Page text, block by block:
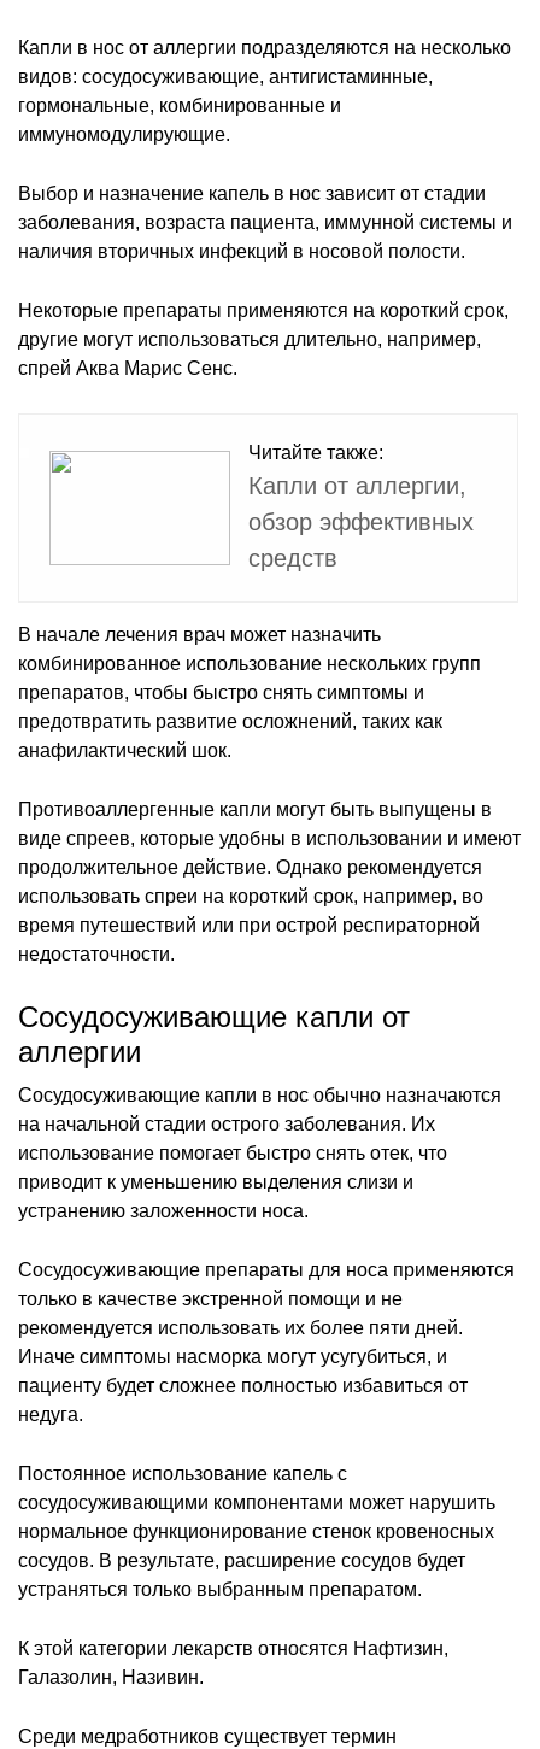
Капли в нос от аллергии подразделяются на несколько
видов: сосудосуживающие, антигистаминные,
гормональные, комбинированные и
иммуномодулирующие.
Выбор и назначение капель в нос зависит от стадии
заболевания, возраста пациента, иммунной системы и
наличия вторичных инфекций в носовой полости.
Некоторые препараты применяются на короткий срок,
другие могут использоваться длительно, например,
спрей Аква Марис Сенс.
Читайте также:
Капли от аллергии,
обзор эффективных
средств
В начале лечения врач может назначить
комбинированное использование нескольких групп
препаратов, чтобы быстро снять симптомы и
предотвратить развитие осложнений, таких как
анафилактический шок.
Противоаллергенные капли могут быть выпущены в
виде спреев, которые удобны в использовании и имеют
продолжительное действие. Однако рекомендуется
использовать спреи на короткий срок, например, во
время путешествий или при острой респираторной
недостаточности.
Сосудосуживающие капли от
аллергии
Сосудосуживающие капли в нос обычно назначаются
на начальной стадии острого заболевания. Их
использование помогает быстро снять отек, что
приводит к уменьшению выделения слизи и
устранению заложенности носа.
Сосудосуживающие препараты для носа применяются
только в качестве экстренной помощи и не
рекомендуется использовать их более пяти дней.
Иначе симптомы насморка могут усугубиться, и
пациенту будет сложнее полностью избавиться от
недуга.
Постоянное использование капель с
сосудосуживающими компонентами может нарушить
нормальное функционирование стенок кровеносных
сосудов. В результате, расширение сосудов будет
устраняться только выбранным препаратом.
К этой категории лекарств относятся Нафтизин,
Галазолин, Називин.
Среди медработников существует термин